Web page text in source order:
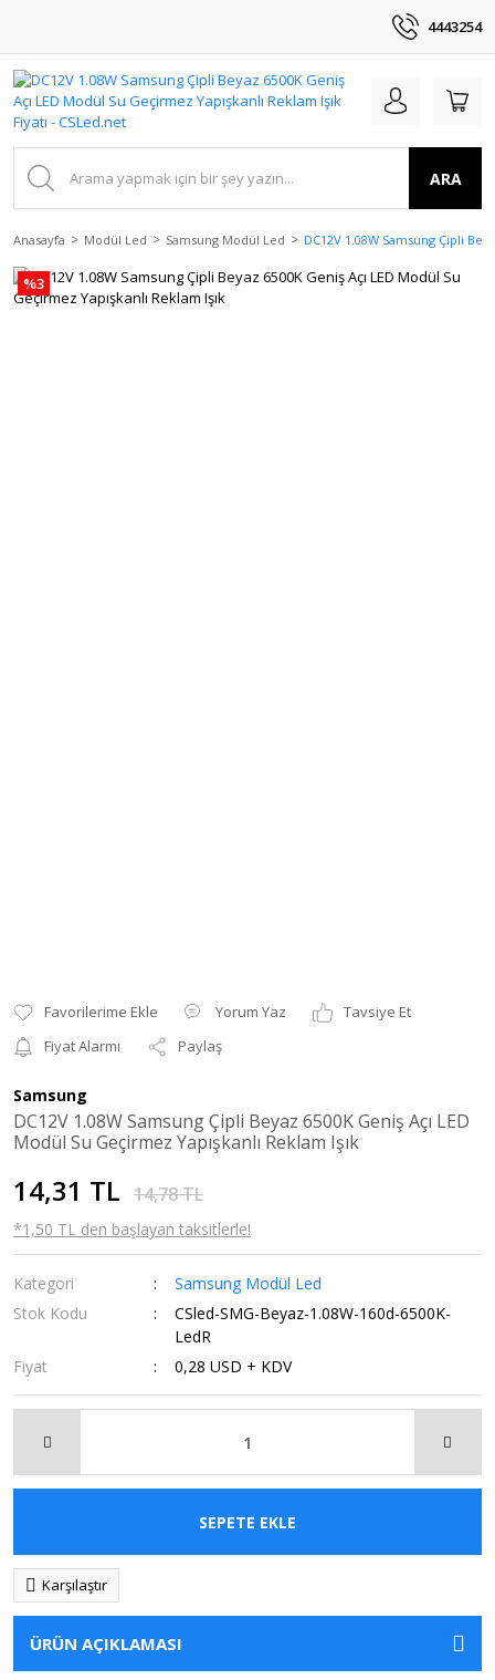
4443254
ARA
Anasayfa Modül Led Samsung Modül Led DC12V 1.08W Samsung Çipli
%3
Yorum Yaz
Tavsiye Et
Fiyat Alarmı
Paylaş
Samsung
DC12V 1.08W Samsung Çipli Beyaz 6500K Geniş Açı LED
Modül Su Geçirmez Yapışkanlı Reklam Işık
14,31 TL 14,78 TL
*1,50 TL den başlayan taksitlerle!
Kategori
Samsung Modül Led
Stok Kodu
CSled-SMG-Beyaz-1.08W-160d-6500K-
LedR
Fiyat
0,28 USD + KDV
SEPETE EKLE
Karşılaştır
ÜRÜN AÇIKLAMASI